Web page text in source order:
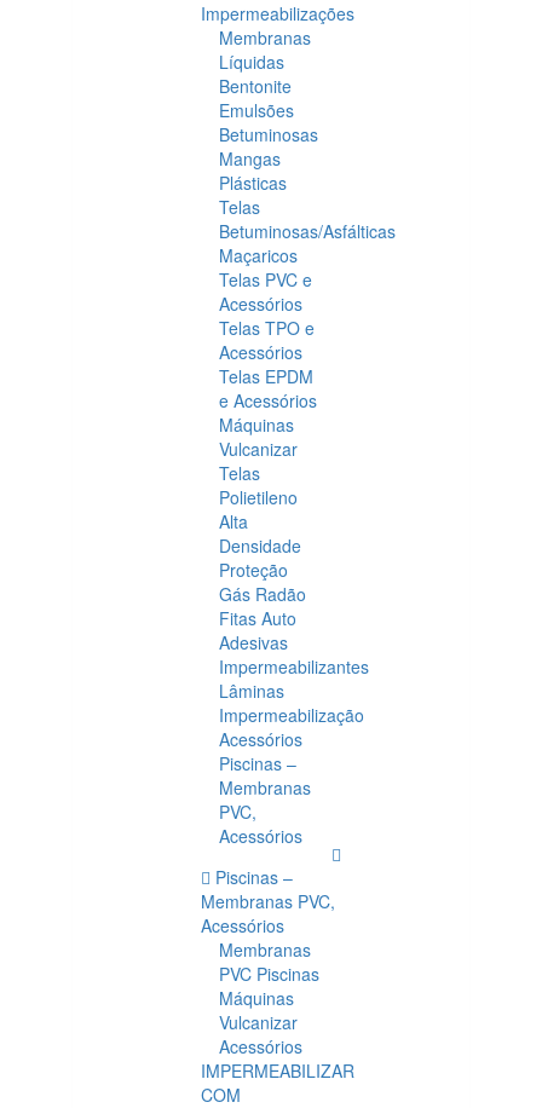
Impermeabilizações
Membranas
Líquidas
Bentonite
Emulsões
Betuminosas
Mangas
Plásticas
Telas
Betuminosas/Asfálticas
Maçaricos
Telas PVC e
Acessórios
Telas TPO e
Acessórios
Telas EPDM
e Acessórios
Máquinas
Vulcanizar
Telas
Polietileno
Alta
Densidade
Proteção
Gás Radão
Fitas Auto
Adesivas
Impermeabilizantes
Lâminas
Impermeabilização
Acessórios
Piscinas –
Membranas
PVC,
Acessórios
Piscinas –
Membranas PVC,
Acessórios
Membranas
PVC Piscinas
Máquinas
Vulcanizar
Acessórios
IMPERMEABILIZAR
COM